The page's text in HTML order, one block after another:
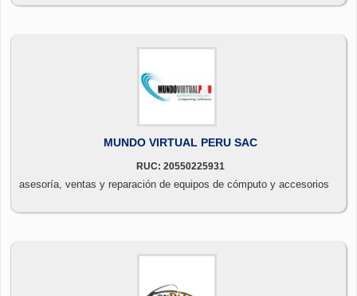
MUNDO VIRTUAL PERU SAC
RUC: 20550225931
asesoría, ventas y reparación de equipos de cómputo y accesorios